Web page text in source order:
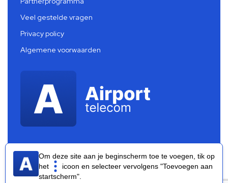
Veel gestelde vragen
Privacy policy
Algemene voorwaarden
Airport Telecom 2026 ®
Om deze site aan je beginscherm toe te voegen, tik op
het
icoon en selecteer vervolgens "Toevoegen aan
startscherm".